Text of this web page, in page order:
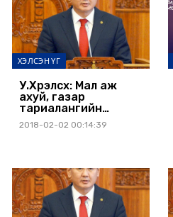
ХЭЛСЭН ҮГ
У.Хүрэлсүх: Мал аж
ахуй, газар
тариалангийн
салбарын хөгжлийн
зорилтуудыг бүрэн
ажиллана
2018-02-02 00:14:39